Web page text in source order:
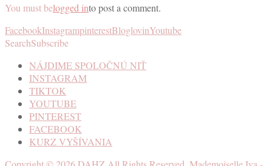
You must belogged into post a comment.
FacebookInstagrampinterestBloglovinYoutube
SearchSubscribe
NÁJDIME SPOLOČNÚ NIŤ
INSTAGRAM
TIKTOK
YOUTUBE
PINTEREST
FACEBOOK
KURZ VYŠÍVANIA